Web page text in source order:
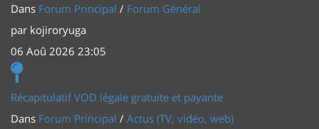
Dans Forum Principal / Forum Général
par kojiroryuga
06 Aoû 2026 23:05
Récapitulatif VOD légale gratuite et payante
Dans Forum Principal / Actus (TV, vidéo, web)